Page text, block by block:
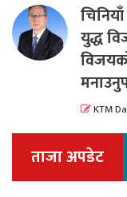
युद्ध
KTM
ताजा अपडेट